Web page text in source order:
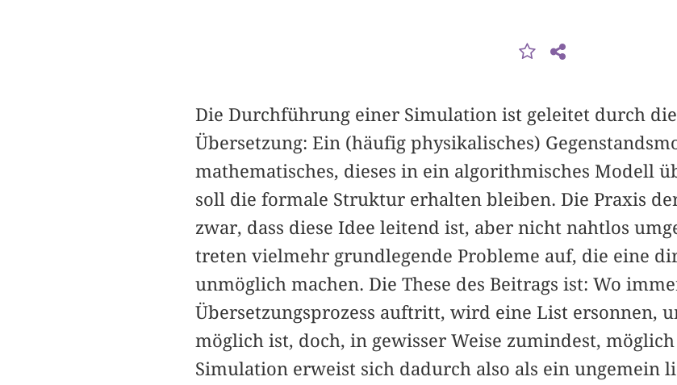
Die Durchführung einer Simulation ist geleitet durch
Übersetzung: Ein (häufig physikalisches)
mathematisches, dieses in ein algorithmisches Modell
soll die formale Struktur erhalten bleiben. Die Praxis
zwar, dass diese Idee leitend ist, aber nicht nahtlos
treten vielmehr grundlegende Probleme auf, die eine
unmöglich machen. Die These des Beitrags ist: Wo
Übersetzungsprozess auftritt, wird eine List ersonnen,
möglich ist, doch, in gewisser Weise zumindest,
Simulation erweist sich dadurch also als ein ungemein